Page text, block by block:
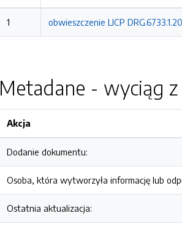
1 obwieszczenie LICP
Metadane - wyciąg
Akcja
Dodanie dokumentu:
Osoba, która wytworzyła informację lub
Ostatnia aktualizacja: